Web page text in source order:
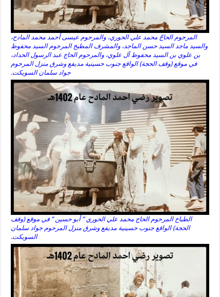
المرحوم الحاجّ محمد علي الحوري، والمرحوم عيسى أحمد محمد المادح،
والسيد ماجد السيد حسن الماجد، والمشرف المطبخ المرحوم السيد محفوظ
بن علوي بن السيد محفوظ آل علوي، والمرحوم الحاج عبد الرسول الحداد،
في موقع (وقف الحجة) الواقع جنوب حسينية مديفع وشرق منزل المرحوم
جواد سلمان السويكت.
الطباخ المرحوم الحاج محمد علي الحوري ” أبو حسين ” في موقع (وقف
الحجة) الواقع جنوب حسينية مديفع وشرق منزل المرحوم جواد سلمان
السويكت.